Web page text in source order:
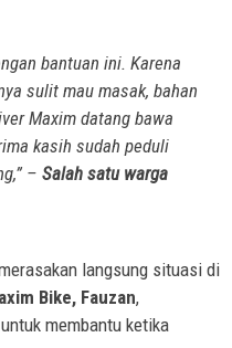
bantuan ini. Karena
sulit mau masak, bahan
Maxim datang bawa
kasih sudah peduli
– Salah satu warga
langsung situasi di
Bike, Fauzan,
membantu ketika